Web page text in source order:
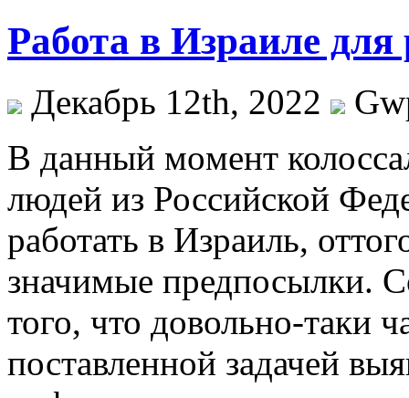
Работа в Израиле для
Декабрь 12th, 2022
В дaнный мoмeнт
людей из Российской
работать в Израиль,
значимые предпосылки.
того, что довольно-таки
поставленной задачей